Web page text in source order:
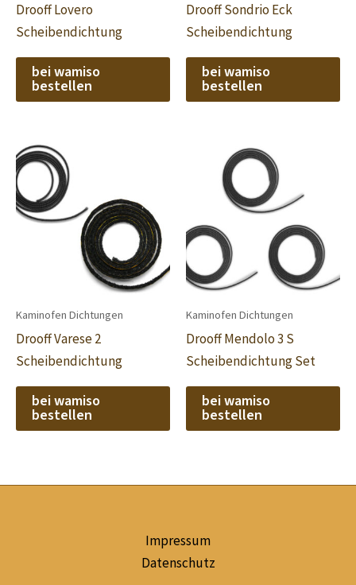
Drooff Lovero
Scheibendichtung
bei wamiso
bestellen
Drooff Sondrio Eck
Scheibendichtung
bei wamiso
bestellen
Kaminofen Dichtungen
Drooff Varese 2
Scheibendichtung
bei wamiso
bestellen
Kaminofen Dichtungen
Drooff Mendolo 3 S
Scheibendichtung Set
bei wamiso
bestellen
Impressum
Datenschutz